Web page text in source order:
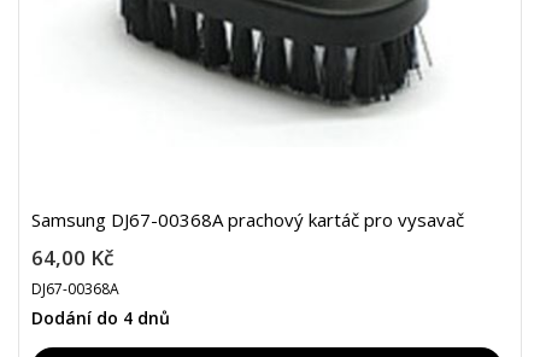
Samsung DJ67-00368A prachový kartáč pro vysavač
64,00 Kč
DJ67-00368A
Dodání do 4 dnů